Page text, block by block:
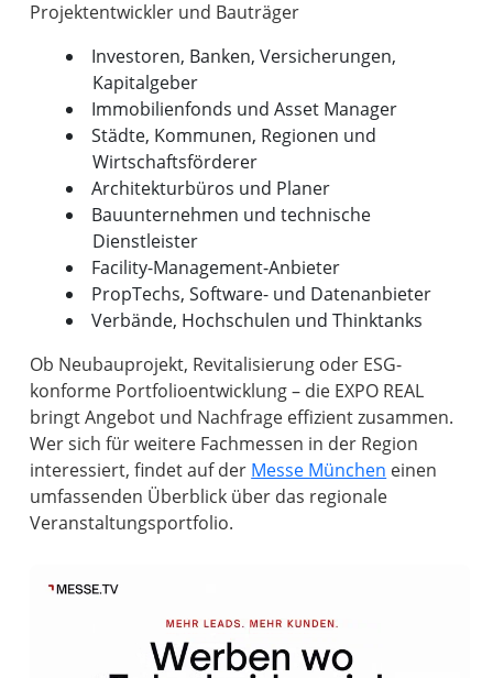
Investoren, Banken, Versicherungen,
Kapitalgeber
Immobilienfonds und Asset Manager
Städte, Kommunen, Regionen und
Wirtschaftsförderer
Architekturbüros und Planer
Bauunternehmen und technische
Dienstleister
Facility-Management-Anbieter
PropTechs, Software- und Datenanbieter
Verbände, Hochschulen und Thinktanks
Ob Neubauprojekt, Revitalisierung oder ESG-
konforme Portfolioentwicklung – die EXPO REAL
bringt Angebot und Nachfrage effizient zusammen.
Wer sich für weitere Fachmessen in der Region
interessiert, findet auf der Messe München einen
umfassenden Überblick über das regionale
Veranstaltungsportfolio.